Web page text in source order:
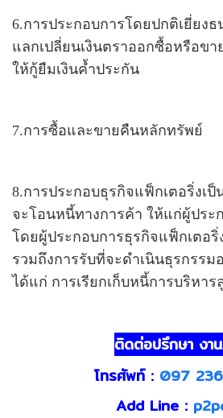
6.การประกอบการโดยปกติเยี่ยง
แลกเปลี่ยนเงินตราออกซื้อหรือขา
ให้กู้ยืมเงินค้ำประกัน
7.การซื้อและขายคืนหลักทรัพย์
8.การประกอบธุรกิจแฟ็กเตอริ่งเ
จะโอนหนี้ทางการค้า ให้แก่ผู้ประ
โดยผู้ประกอบการธุรกิจแฟ็กเตอริ่
รวมถึงการรับที่จะดำเนินธุรกรรม
ได้แก่ การเรียกเก็บหนี้การบริหา
ติดต่อปรึกษา งา
โทรศัพท์ : 097
Add Line :